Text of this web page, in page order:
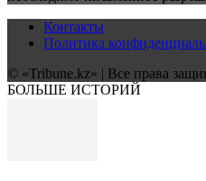
Контакты
Политика
© «Tribune.kz» | Все права
БОЛЬШЕ ИСТОРИЙ